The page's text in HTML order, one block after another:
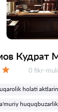
Кудрат
Fikrlar:
0 fikr-
holati